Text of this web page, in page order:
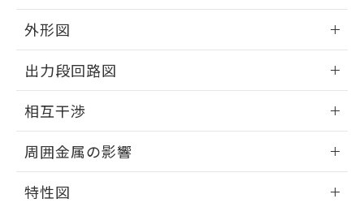
外形図
外形図
出力段回路図
出力段回路図
相互干渉
相互干渉
周囲金属の影響
特性図
品・サービスに関するお客様との取
※当社の共同利用者とは、
の共同利用に関して"
用者の範囲」に記載されている法人を
とができます。
EU RoHS指令（10物質）の非含有証明書
51物質の非含有証明書（当社基準）
※本証明書は発行日時点で非含有を証明す
るもので、過去に遡って非含有を証明する
ものではありません。
物質の対応では、対応完了までの期間は出
荷製品に未対応品が混在することから備考
欄に対応日を記載しておりました。